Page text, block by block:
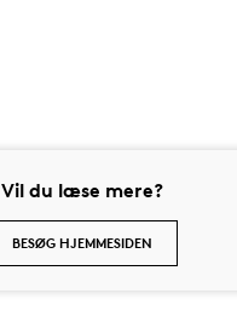
Vil du læse mere?
BESØG HJEMMESIDEN